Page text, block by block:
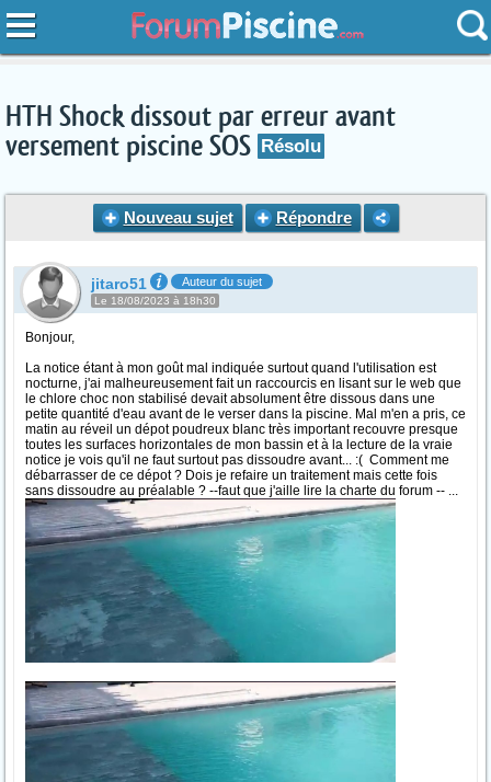
HTH Shock dissout par erreur avant
versement piscine SOS Résolu
Nouveau sujet Répondre
jitaro51 Auteur du sujet
Le 18/08/2023 à 18h30
Bonjour,
La notice étant à mon goût mal indiquée surtout quand l'utilisation est
nocturne, j'ai malheureusement fait un raccourcis en lisant sur le web que
le chlore choc non stabilisé devait absolument être dissous dans une
petite quantité d'eau avant de le verser dans la piscine. Mal m'en a pris, ce
matin au réveil un dépot poudreux blanc très important recouvre presque
toutes les surfaces horizontales de mon bassin et à la lecture de la vraie
notice je vois qu'il ne faut surtout pas dissoudre avant... :( Comment me
débarrasser de ce dépot ? Dois je refaire un traitement mais cette fois
sans dissoudre au préalable ? --faut que j'aille lire la charte du forum -- ...